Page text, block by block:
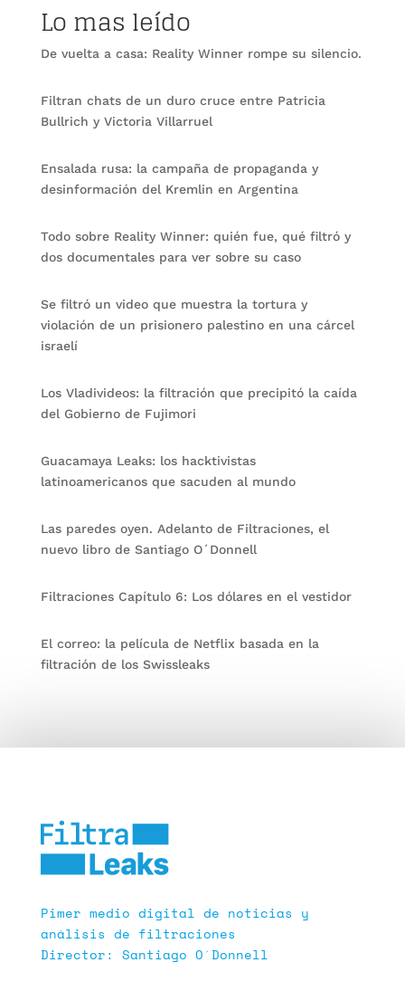
Lo mas leído
De vuelta a casa: Reality Winner rompe su silencio.
Filtran chats de un duro cruce entre Patricia
Bullrich y Victoria Villarruel
Ensalada rusa: la campaña de propaganda y
desinformación del Kremlin en Argentina
Todo sobre Reality Winner: quién fue, qué filtró y
dos documentales para ver sobre su caso
Se filtró un video que muestra la tortura y
violación de un prisionero palestino en una cárcel
israelí
Los Vladivideos: la filtración que precipitó la caída
del Gobierno de Fujimori
Guacamaya Leaks: los hacktivistas
latinoamericanos que sacuden al mundo
Las paredes oyen. Adelanto de Filtraciones, el
nuevo libro de Santiago O´Donnell
Filtraciones Capítulo 6: Los dólares en el vestidor
El correo: la película de Netflix basada en la
filtración de los Swissleaks
Pimer medio digital de noticias y
análisis de filtraciones
Director: Santiago O´Donnell